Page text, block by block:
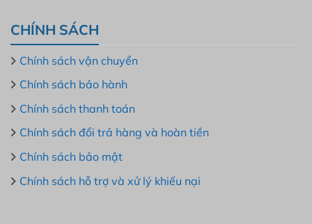
CHÍNH SÁCH
Chính sách vận chuyển
Chính sách bảo hành
Chính sách thanh toán
Chính sách đổi trả hàng và hoàn tiền
Chính sách bảo mật
Chính sách hỗ trợ và xử lý khiếu nại